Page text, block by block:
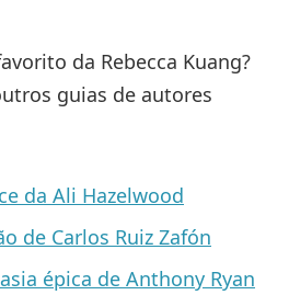
da Rebecca Kuang?
guias de autores
da Ali Hazelwood
de Carlos Ruiz Zafón
épica de Anthony Ryan